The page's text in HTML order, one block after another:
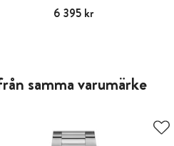
Pris:6 395 kr
6 395 kr
samma varumärke